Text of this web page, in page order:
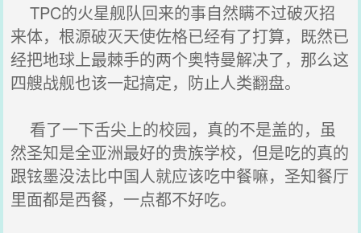
TPC的火星舰队回来的事自然瞒不过破灭招
来体，根源破灭天使佐格已经有了打算，既然已
经把地球上最棘手的两个奥特曼解决了，那么这
四艘战舰也该一起搞定，防止人类翻盘。
看了一下舌尖上的校园，真的不是盖的，虽
然圣知是全亚洲最好的贵族学校，但是吃的真的
跟铉墨没法比中国人就应该吃中餐嘛，圣知餐厅
里面都是西餐，一点都不好吃。